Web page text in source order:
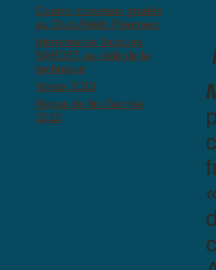
Quatre nouveaux gradés
au Club Aïkido Ploemeur
Interview de Jacques
BARDET au-delà de la
technique
Voeux 2013
Repas de fin d'année
2012